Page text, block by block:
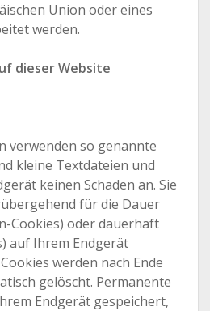
Union oder eines
werden.
dieser Website
verwenden so genannte
kleine Textdateien und
keinen Schaden an. Sie
für die Dauer
Cookies) oder dauerhaft
auf Ihrem Endgerät
werden nach Ende
gelöscht. Permanente
Endgerät gespeichert,